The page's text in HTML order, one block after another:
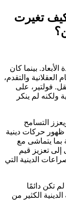
كيف تغيرت
بينما كان
والتقدم،
فولتير، على
ولكنه لم ينكر
التسامح
ظهور حركات دينية
يتماشى مع
تعزيز قيم
الدينية التي
تكن دائمًا
الكثير من